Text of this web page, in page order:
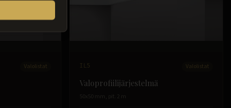
Valolistat IL5 Valolistat
Valoprofiilijärjestelmä
50x50 mm, pit. 2 m